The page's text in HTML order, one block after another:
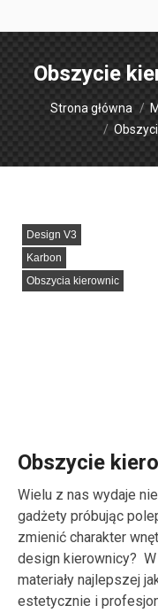
Obszycie
Jesteś tutaj:
Strona główna
Design V3
Karbon
Obszycia kierownic
Obszycie
Wielu z nas wydaje
gadżety próbując
zmienić charakter
design kierownicy?
materiały najlepszej
estetycznie i